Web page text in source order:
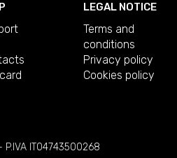
LEGAL NOTICE
Terms and
conditions
Privacy policy
Cookies policy
P.IVA IT04743500268